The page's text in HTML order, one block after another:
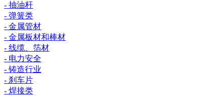
- 抽油杆
- 弹簧类
- 金属管材
- 金属板材和棒材
- 线缆、箔材
- 电力安全
- 铸造行业
- 刹车片
- 焊接类